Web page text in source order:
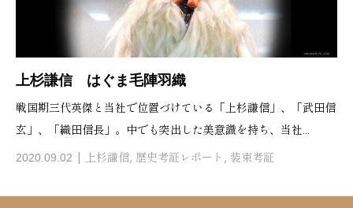
上杉謙信 はぐま毛陣羽織
戦国期三代英傑と当社で位置づけている「上杉謙信」、「武田信
玄」、「織田信長」。中でも突出した美意識を持ち、当社...
2020.09.02 上杉謙信, 歴史考証レポート , 装束考証